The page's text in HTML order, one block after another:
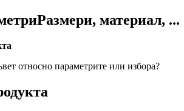
Размери, материал, ...
относно параметрите или избора?